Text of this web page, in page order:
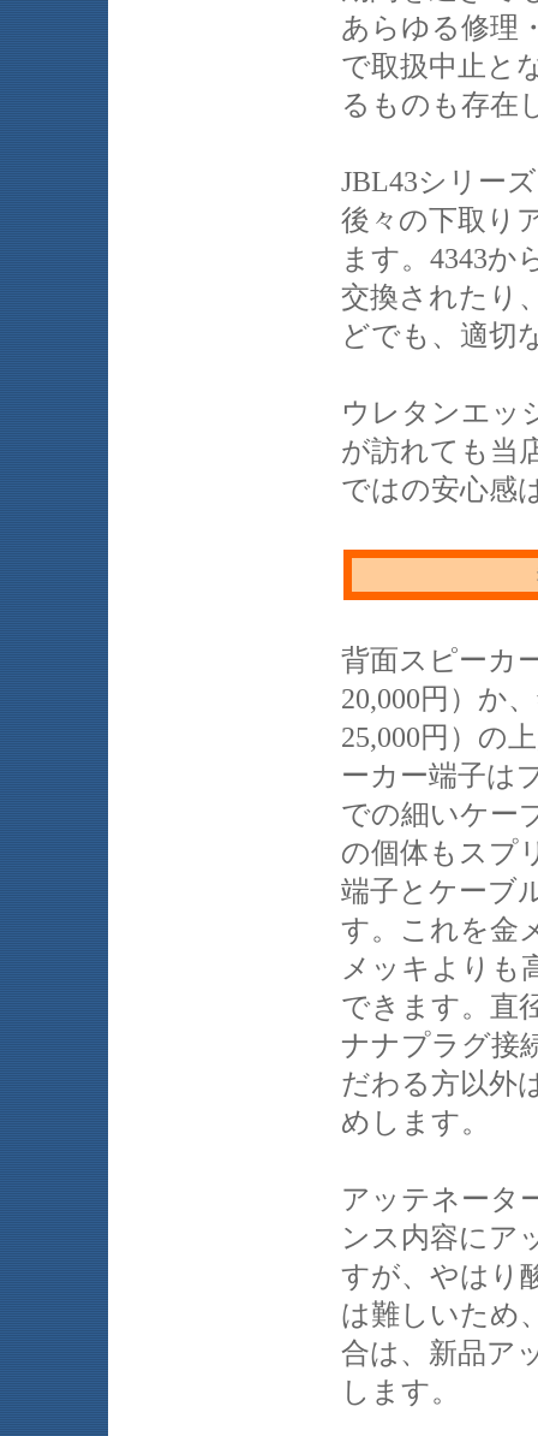
あらゆる修理
で取扱中止と
るものも存在
JBL43シリー
後々の下取り
ます。4343か
交換されたり
どでも、適切
ウレタンエッ
が訪れても当
ではの安心感
背面スピーカ
20,000円）か
25,000円）の
ーカー端子は
での細いケー
の個体もスプ
端子とケーブ
す。これを金
メッキよりも
できます。直
ナナプラグ接
だわる方以外
めします。
アッテネータ
ンス内容にア
すが、やはり
は難しいため
合は、新品ア
します。